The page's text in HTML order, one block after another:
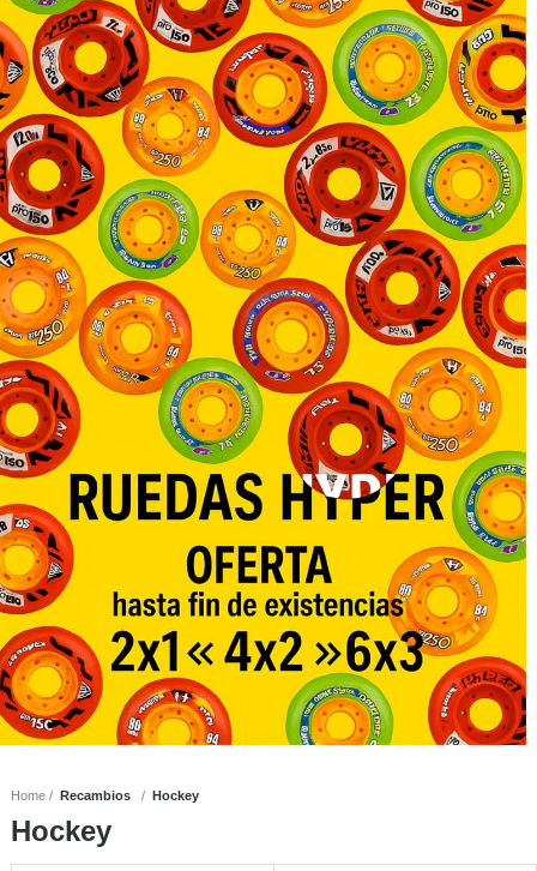
Home Recambios Hockey
Hockey